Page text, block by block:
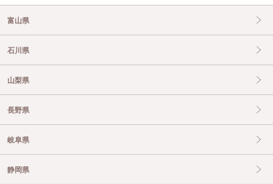
富山県
石川県
山梨県
長野県
岐阜県
静岡県